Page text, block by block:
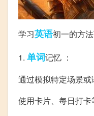
学习英语初一的方
1. 单词记忆 ：
通过模拟特定场景或
使用卡片、每日打卡